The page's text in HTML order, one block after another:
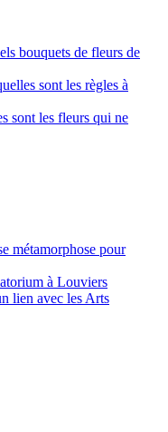
bouquets de fleurs de
sont les règles à
sont les fleurs qui ne
métamorphose pour
à Louviers
lien avec les Arts